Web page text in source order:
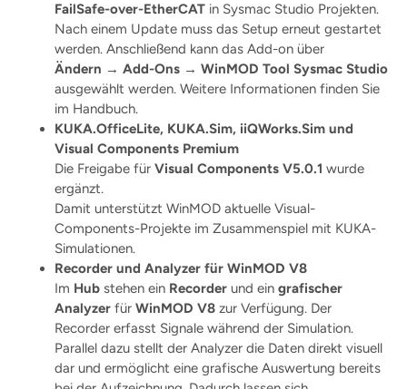
FailSafe-over-EtherCAT in Sysmac Studio Projekten.
Nach einem Update muss das Setup erneut gestartet
werden. Anschließend kann das Add-on über
Ändern → Add-Ons → WinMOD Tool Sysmac Studio
ausgewählt werden. Weitere Informationen finden Sie
im Handbuch.
KUKA.OfficeLite, KUKA.Sim, iiQWorks.Sim und
Visual Components Premium
Die Freigabe für Visual Components V5.0.1 wurde
ergänzt.
Damit unterstützt WinMOD aktuelle Visual-
Components-Projekte im Zusammenspiel mit KUKA-
Simulationen.
Recorder und Analyzer für WinMOD V8
Im Hub stehen ein Recorder und ein grafischer
Analyzer für WinMOD V8 zur Verfügung. Der
Recorder erfasst Signale während der Simulation.
Parallel dazu stellt der Analyzer die Daten direkt visuell
dar und ermöglicht eine grafische Auswertung bereits